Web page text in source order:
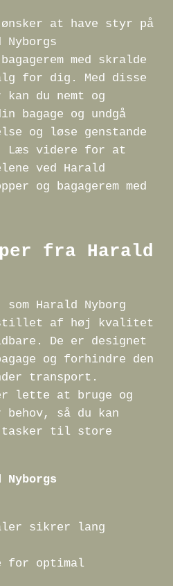
at have styr på
Nyborgs
med skralde
for dig. Med disse
du nemt og
bagage og undgå
og løse genstande
Læs videre for at
ved Harald
og bagagerem med
fra Harald
Harald Nyborg
af høj kvalitet
De er designet
og forhindre den
transport.
er lette at bruge og
så du kan
til store
sikrer lang
for optimal